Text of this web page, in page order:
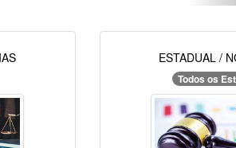
ESTADUAL /
Todos os